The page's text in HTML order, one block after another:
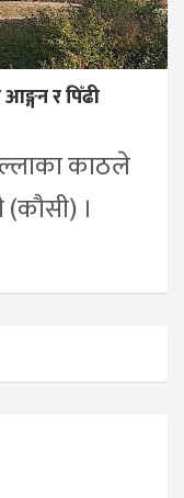
र पिँढी
काठले
(कौसी) ।